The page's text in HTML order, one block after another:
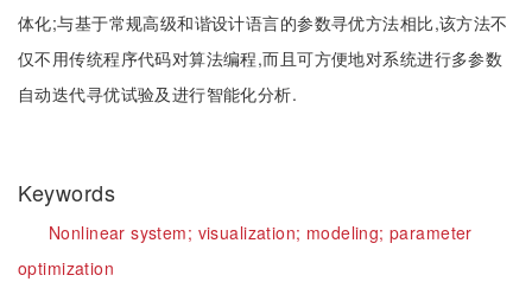
体化;与基于常规高级和谐设计语言的参数寻优方法相比,该方法不
仅不用传统程序代码对算法编程,而且可方便地对系统进行多参数
自动迭代寻优试验及进行智能化分析.
Keywords
Nonlinear system; visualization; modeling;parameter
optimization